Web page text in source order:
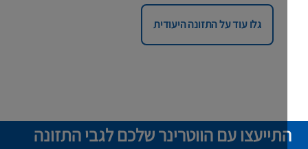
גלו עוד על התזונה היעודית
עם הווטרינר שלכם לגבי התזונה